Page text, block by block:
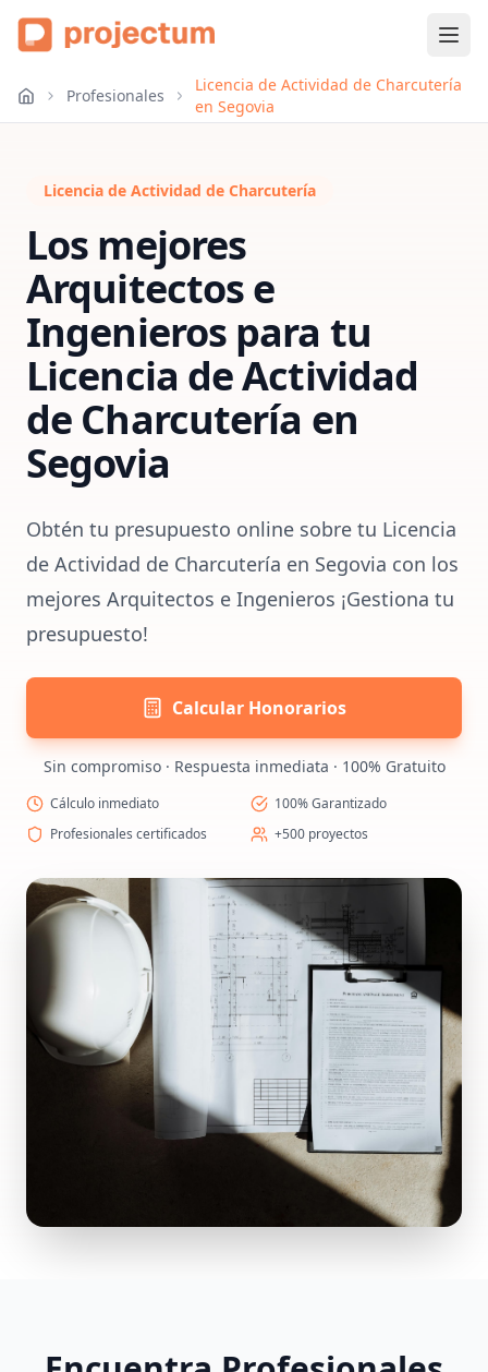
Profesionales
Licencia de Actividad de Charcutería
en Segovia
Licencia de Actividad de Charcutería
Los mejores
Arquitectos e
Ingenieros para tu
Licencia de Actividad
de Charcutería en
Segovia
Obtén tu presupuesto online sobre tu Licencia
de Actividad de Charcutería en Segovia con los
mejores Arquitectos e Ingenieros ¡Gestiona tu
presupuesto!
Calcular Honorarios
Sin compromiso · Respuesta inmediata · 100% Gratuito
Cálculo inmediato
100% Garantizado
Profesionales certificados
+500 proyectos